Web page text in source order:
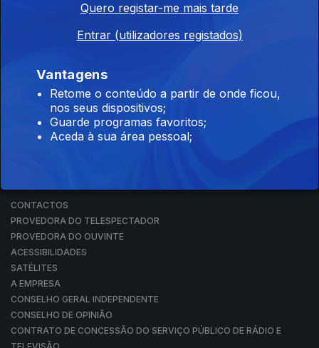
RTP PLAY
EM DIRETO
REVER PROGRAMAS
CONCURSOS
CONTACTOS
PROVEDORA DO TELESPECTADOR
PROVEDORA DO OUVINTE
ACESSIBILIDADES
SATÉLITES
A EMPRESA
CONSELHO GERAL INDEPENDENTE
CONSELHO DE OPINIÃO
CONTRATO DE CONCESSÃO DO SERVIÇO PÚBLICO DE RÁDIO E
Quero registar-me mais tarde
Entrar (utilizadores registados)
Vantagens
Retome o conteúdo a partir de onde ficou,
nos seus dispositivos;
Guarde programas favoritos;
Aceda à sua área pessoal;